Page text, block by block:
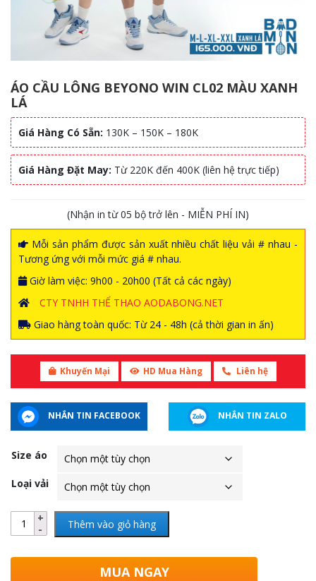
ÁO CẦU LÔNG BEYONO WIN CL02 MÀU XANH
LÁ
Giá Hàng Có Sẵn: 130K – 150K – 180K
Giá Hàng Đặt May: Từ 220K đến 400K (liên hệ trực tiếp)
(Nhận in từ 05 bộ trở lên - MIỄN PHÍ IN)
Mỗi sản phẩm được sản xuất nhiều chất liệu vải # nhau -
Tương ứng với mỗi mức giá # nhau.
Giờ làm việc: 9h00 - 20h00 (Tất cả các ngày)
CTY TNHH THỂ THAO AODABONG.NET
Giao hàng toàn quốc: Từ 24 - 48h (cả thời gian in ấn)
Khuyến Mại HD Mua Hàng Liên hệ
NHẮN TIN FACEBOOK NHẮN TIN ZALO
Size áo
Loại vải
Thêm vào giỏ hàng
MUA NGAY